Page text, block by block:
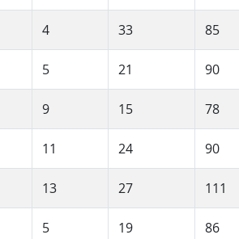
4 33 85
5 21 90
9 15 78
11 24 90
13 27 111
5 19 86